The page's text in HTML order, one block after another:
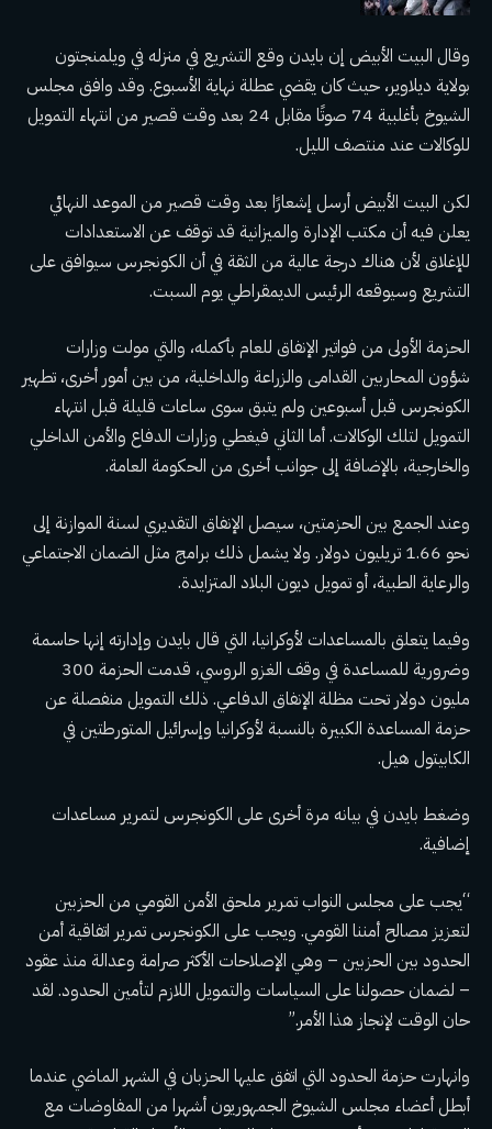
وقال البيت الأبيض إن بايدن وقع التشريع في منزله في ويلمنجتون
بولاية ديلاوير، حيث كان يقضي عطلة نهاية الأسبوع. وقد وافق مجلس
الشيوخ بأغلبية 74 صوتًا مقابل 24 بعد وقت قصير من انتهاء التمويل
للوكالات عند منتصف الليل.
لكن البيت الأبيض أرسل إشعارًا بعد وقت قصير من الموعد النهائي
يعلن فيه أن مكتب الإدارة والميزانية قد توقف عن الاستعدادات
للإغلاق لأن هناك درجة عالية من الثقة في أن الكونجرس سيوافق على
التشريع وسيوقعه الرئيس الديمقراطي يوم السبت.
الحزمة الأولى من فواتير الإنفاق للعام بأكمله، والتي مولت وزارات
شؤون المحاربين القدامى والزراعة والداخلية، من بين أمور أخرى، تطهير
الكونجرس قبل أسبوعين ولم يتبق سوى ساعات قليلة قبل انتهاء
التمويل لتلك الوكالات. أما الثاني فيغطي وزارات الدفاع والأمن الداخلي
والخارجية، بالإضافة إلى جوانب أخرى من الحكومة العامة.
وعند الجمع بين الحزمتين، سيصل الإنفاق التقديري لسنة الموازنة إلى
نحو 1.66 تريليون دولار. ولا يشمل ذلك برامج مثل الضمان الاجتماعي
والرعاية الطبية، أو تمويل ديون البلاد المتزايدة.
وفيما يتعلق بالمساعدات لأوكرانيا، التي قال بايدن وإدارته إنها حاسمة
وضرورية للمساعدة في وقف الغزو الروسي، قدمت الحزمة 300
مليون دولار تحت مظلة الإنفاق الدفاعي. ذلك التمويل منفصلة عن
حزمة المساعدة الكبيرة بالنسبة لأوكرانيا وإسرائيل المتورطتين في
الكابيتول هيل.
وضغط بايدن في بيانه مرة أخرى على الكونجرس لتمرير مساعدات
إضافية.
“يجب على مجلس النواب تمرير ملحق الأمن القومي من الحزبين
لتعزيز مصالح أمننا القومي. ويجب على الكونجرس تمرير اتفاقية أمن
الحدود بين الحزبين – وهي الإصلاحات الأكثر صرامة وعدالة منذ عقود
– لضمان حصولنا على السياسات والتمويل اللازم لتأمين الحدود. لقد
حان الوقت لإنجاز هذا الأمر.”
وانهارت حزمة الحدود التي اتفق عليها الحزبان في الشهر الماضي عندما
أبطل أعضاء مجلس الشيوخ الجمهوريون أشهرا من المفاوضات مع